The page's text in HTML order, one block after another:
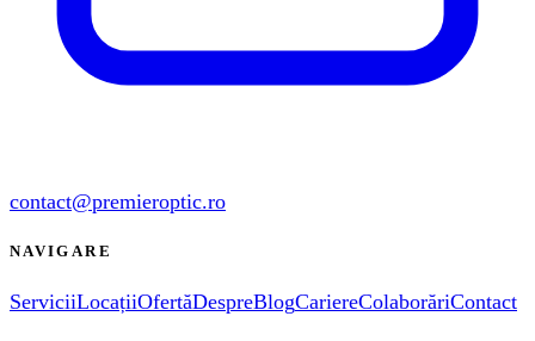
contact@premieroptic.ro
NAVIGARE
ServiciiLocațiiOfertăDespreBlogCariereColaborăriContact